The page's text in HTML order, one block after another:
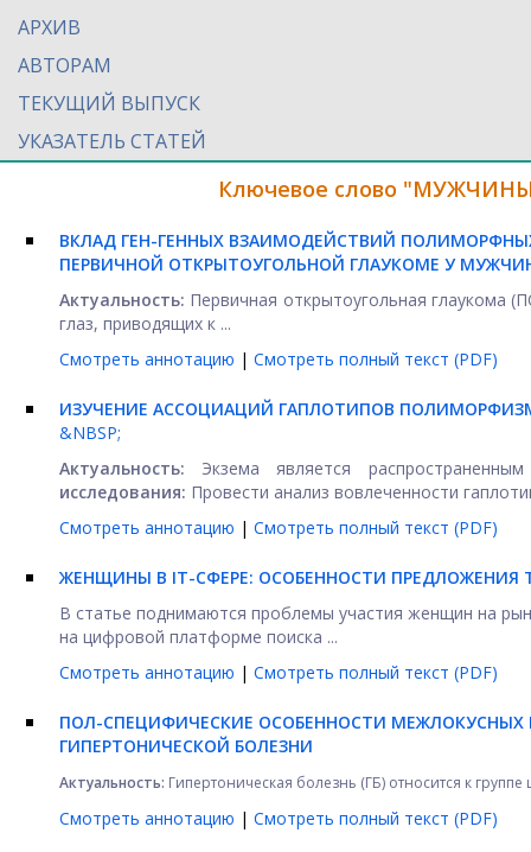
АРХИВ
АВТОРАМ
ТЕКУЩИЙ ВЫПУСК
УКАЗАТЕЛЬ СТАТЕЙ
Ключевое слово
ВКЛАД ГЕН-ГЕННЫХ ВЗАИМОДЕЙСТВИЙ
ПЕРВИЧНОЙ ОТКРЫТОУГОЛЬНОЙ ГЛАУКОМЕ У
Актуальность: Первичная открытоугольная глаукома
глаз, приводящих к ...
Смотреть аннотацию | Смотреть полный текст (PDF)
ИЗУЧЕНИЕ АССОЦИАЦИЙ ГАПЛОТИПОВ
&NBSP;
Актуальность: Экзема является
исследования: Провести анализ вовлеченности
Смотреть аннотацию | Смотреть полный текст (PDF)
ЖЕНЩИНЫ В IT-СФЕРЕ: ОСОБЕННОСТИ ПРЕДЛОЖЕНИЯ
В статье поднимаются проблемы участия женщин на
на цифровой платформе поиска ...
Смотреть аннотацию | Смотреть полный текст (PDF)
ПОЛ-СПЕЦИФИЧЕСКИЕ ОСОБЕННОСТИ
ГИПЕРТОНИЧЕСКОЙ БОЛЕЗНИ
Актуальность: Гипертоническая болезнь (ГБ) относится к
Смотреть аннотацию | Смотреть полный текст (PDF)